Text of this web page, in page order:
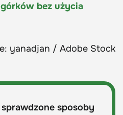
bez użycia
yanadjan / Adobe Stock
sposoby